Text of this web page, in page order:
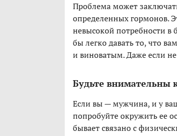
Проблема может
определенных гормонов.
невысокой потребности в
бы легко давать то, что
и виноватым. Даже если
Будьте внимательны
Если вы — мужчина, и у
попробуйте окружить ее
бывает связано с